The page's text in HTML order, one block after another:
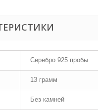
Серебро 925 пробы
13 грамм
Без камней